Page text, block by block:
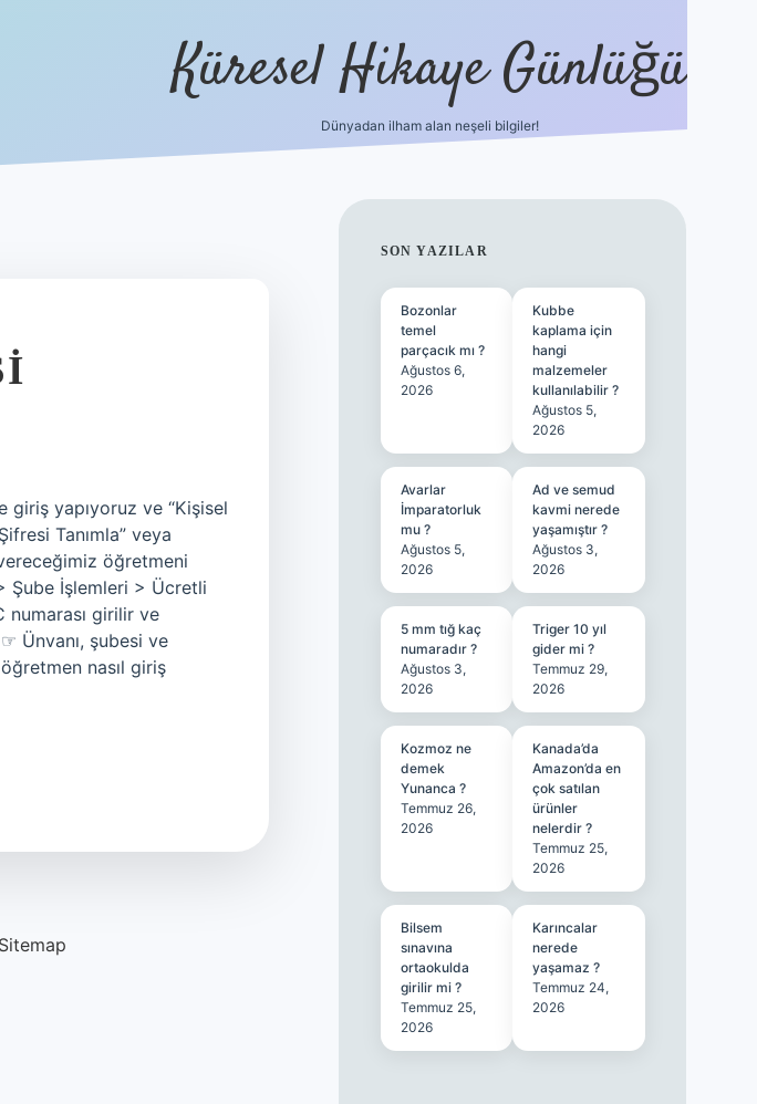
Küresel Hikaye Günlüğü
Dünyadan ilham alan neşeli bilgiler!
giriş yapıyoruz ve “Kişisel
Tanımla” veya
öğretmeni
Şube İşlemleri > Ücretli
numarası girilir ve
Ünvanı, şubesi ve
nasıl giriş
Sitemap
SIDEBAR
SON YAZILAR
Bozonlar
temel
parçacık mı ?
Ağustos 6,
2026
Kubbe
kaplama için
hangi
malzemeler
kullanılabilir ?
Ağustos 5,
2026
Avarlar
İmparatorluk
mu ?
Ağustos 5,
2026
Ad ve semud
kavmi nerede
yaşamıştır ?
Ağustos 3,
2026
5 mm tığ kaç
numaradır ?
Ağustos 3,
2026
Triger 10 yıl
gider mi ?
Temmuz 29,
2026
Kozmoz ne
demek
Yunanca ?
Temmuz 26,
2026
Kanada’da
Amazon’da en
çok satılan
ürünler
nelerdir ?
Temmuz 25,
2026
Bilsem
sınavına
ortaokulda
girilir mi ?
Temmuz 25,
2026
Karıncalar
nerede
yaşamaz ?
Temmuz 24,
2026
betexper